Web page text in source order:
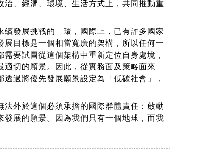
治、經濟、環境、生活方式上，共同推動重
發展挑戰的一環，國際上，已有許多國家
目標是一個相當寬廣的架構，所以任何一
要試圖從這個架構中重新定位自身處境，
切的願景。因此，從實務面及策略面來
過將優先發展願景設定為「低碳社會」，
外於這個必須承擔的國際群體責任：啟動
發展的願景。因為我們只有一個地球，而我